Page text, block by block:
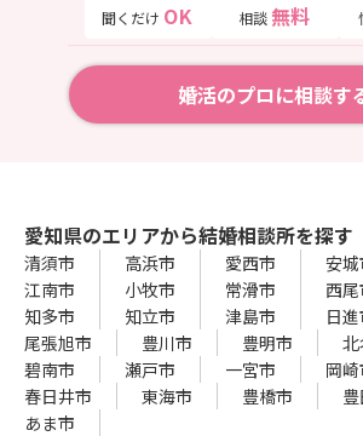
聞くだけ OK 相談 無料
婚活のプロに相談す
愛知県のエリアから結婚相談所を探す
清須市 高浜市 愛西市 安城
江南市
小牧市 常滑市 西尾
知多市
知立市 津島市 日
尾張旭市
豊川市 豊明市
碧南市
瀬戸市 一宮市 岡崎
春日井市
東海市 豊橋市
あま市